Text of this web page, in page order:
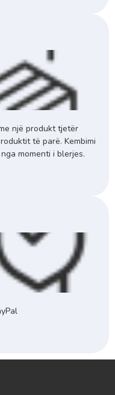
një produkt tjetër
të parë. Kembimi
momenti i blerjes.